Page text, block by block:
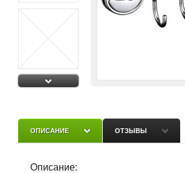
ОПИСАНИЕ ОТЗЫВЫ
Описание: